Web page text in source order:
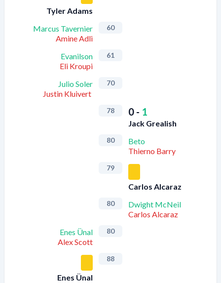
Tyler Adams
Marcus Tavernier
Amine Adli
60
Evanilson
Eli Kroupi
61
Julio Soler
Justin Kluivert
70
78 0 - 1
Jack Grealish
80
Beto
Thierno Barry
79
Carlos Alcaraz
80
Dwight McNeil
Carlos Alcaraz
Enes Ünal
Alex Scott
80
Enes Ünal
88